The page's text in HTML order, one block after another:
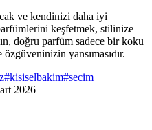
ve kendinizi daha iyi
keşfetmek, stilinize
doğru parfüm sadece bir koku
yansımasıdır.
#kisiselbakim#secim
2026